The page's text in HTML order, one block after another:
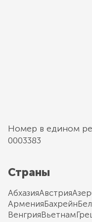
Номер в едином
0003383
Страны
АбхазияАвстрия
АрменияБахрейн
ВенгрияВьетнам